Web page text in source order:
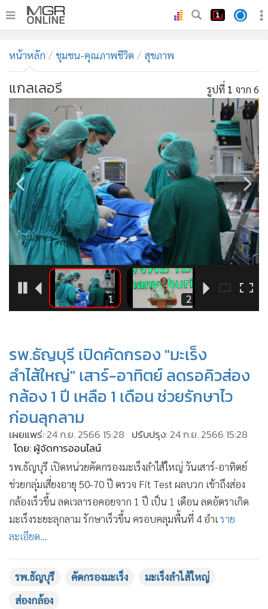
ทันเหตุการณ์
• ภาคใต้
• ภูมิภาค
• Online Section
บันเทิง
• ผู้จัดการรายวัน
• คอลัมนิสต์
• ละคร
• CbizReview
• Cyber BIZ
ผู้จัดกวน
• Good health & Well-being
Green Innovation & SD
Management & HR
• การเมือง
• ท่องเที่ยว
• กีฬา
• ต่างประเทศ
• Special Scoop
เศรษฐกิจ-ธุรกิจ
• จีน
• ชุมชน-คุณภาพชีวิต
• อาชญากรรม
Motoring
SMEs
หุ้น
รพ.ธัญบุรี เปิดคัดกรอง "มะเร็ง
ลำไส้ใหญ่" เสาร์-อาทิตย์ ลดรอคิวส่อง
กล้อง 1 ปี เหลือ 1 เดือน ช่วยรักษาไว
ก่อนลุกลาม
เผยแพร่: 24 ก.ย. 2566 15:28 ปรับปรุง: 24 ก.ย. 2566 15:28
โดย: ผู้จัดการออนไลน์
รพ.ธัญบุรี เปิดหน่วยคัดกรองมะเร็งลำไส้ใหญ่ วันเสาร์-อาทิตย์
ช่วยกลุ่มเสี่ยงอายุ 50-70 ปี ตรวจ Fit Test ผลบวก เข้าถึงส่อง
กล้องเร็วขึ้น ลดเวลารอคอยจาก 1 ปี เป็น 1 เดือน ลดอัตราเกิด
มะเร็งระยะลุกลาม รักษาเร็วขึ้น ครอบคลุมพื้นที่ 4 อำเราย
ละเอียด...
รพ.ธัญบุรี คัดกรองมะเร็ง
มะเร็งลำไส้ใหญ่
ส่องกล้อง
หน้าหลัก ชุมชน-คุณภาพชีวิต สุขภาพ
แกลเลอรี รูปที่ 1 จาก 6
1 2